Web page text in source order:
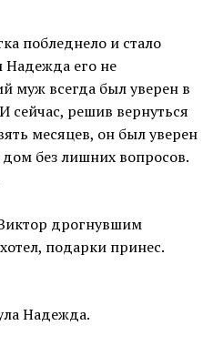
побледнело и стало
Надежда его не
муж всегда был уверен в
сейчас, решив вернуться
месяцев, он был уверен
дом без лишних вопросов.
дрогнувшим
подарки принес.
Надежда.